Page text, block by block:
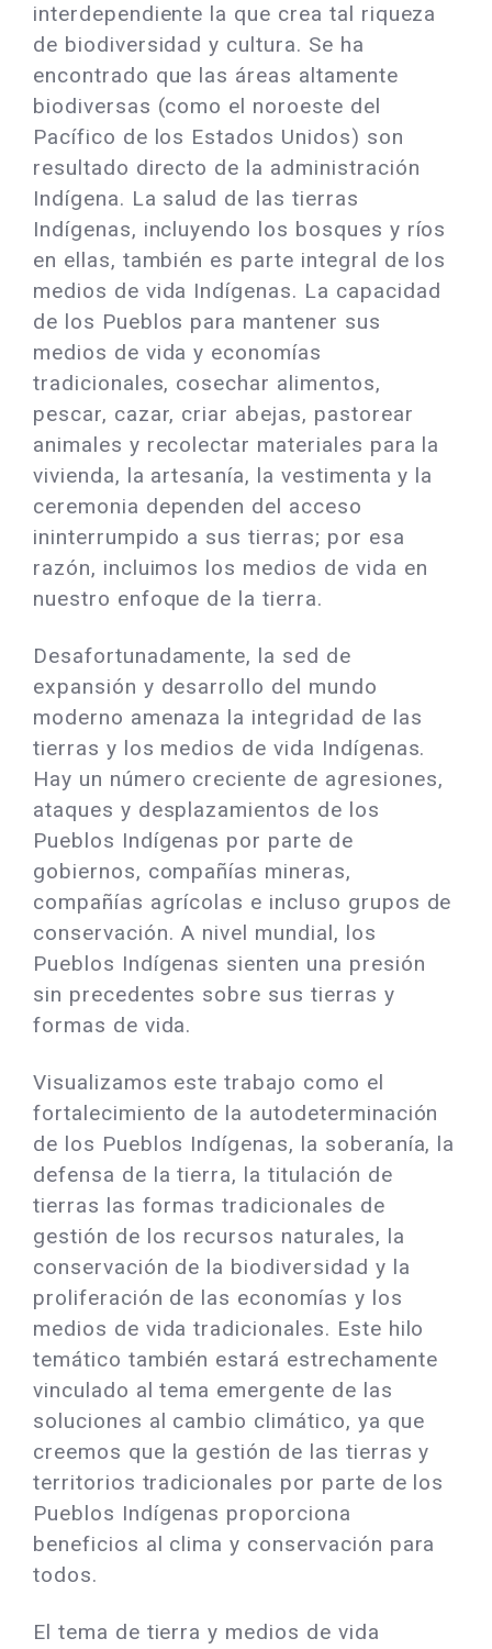
interdependiente la que crea tal riqueza
de biodiversidad y cultura. Se ha
encontrado que las áreas altamente
biodiversas (como el noroeste del
Pacífico de los Estados Unidos) son
resultado directo de la administración
Indígena. La salud de las tierras
Indígenas, incluyendo los bosques y ríos
en ellas, también es parte integral de los
medios de vida Indígenas. La capacidad
de los Pueblos para mantener sus
medios de vida y economías
tradicionales, cosechar alimentos,
pescar, cazar, criar abejas, pastorear
animales y recolectar materiales para la
vivienda, la artesanía, la vestimenta y la
ceremonia dependen del acceso
ininterrumpido a sus tierras; por esa
razón, incluimos los medios de vida en
nuestro enfoque de la tierra.
Desafortunadamente, la sed de
expansión y desarrollo del mundo
moderno amenaza la integridad de las
tierras y los medios de vida Indígenas.
Hay un número creciente de agresiones,
ataques y desplazamientos de los
Pueblos Indígenas por parte de
gobiernos, compañías mineras,
compañías agrícolas e incluso grupos de
conservación. A nivel mundial, los
Pueblos Indígenas sienten una presión
sin precedentes sobre sus tierras y
formas de vida.
Visualizamos este trabajo como el
fortalecimiento de la autodeterminación
de los Pueblos Indígenas, la soberanía, la
defensa de la tierra, la titulación de
tierras las formas tradicionales de
gestión de los recursos naturales, la
conservación de la biodiversidad y la
proliferación de las economías y los
medios de vida tradicionales. Este hilo
temático también estará estrechamente
vinculado al tema emergente de las
soluciones al cambio climático, ya que
creemos que la gestión de las tierras y
territorios tradicionales por parte de los
Pueblos Indígenas proporciona
beneficios al clima y conservación para
todos.
El tema de tierra y medios de vida